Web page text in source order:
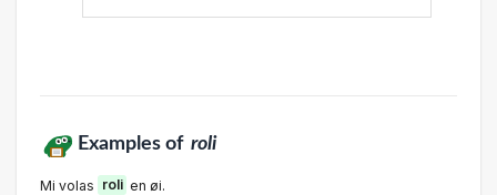
Examples of roli
Mi volas roli en øi.